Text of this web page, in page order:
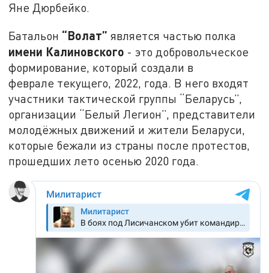
Яне Дюрбейко.
Батальон “Волат” является частью полка
имени Калиновского - это добровольческое
формирование, который создали в
феврале текущего, 2022, года. В него входят
участники тактической группы “Беларусь”,
организации “Белый Легион”, представители
молодёжных движений и жители Беларуси,
которые бежали из страны после протестов,
прошедших лето осенью 2020 года.